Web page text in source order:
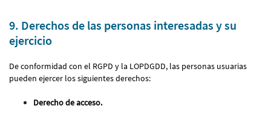
9. Derechos de las personas interesadas y su
ejercicio
De conformidad con el RGPD y la LOPDGDD, las personas usuarias
pueden ejercer los siguientes derechos:
Derecho de acceso.